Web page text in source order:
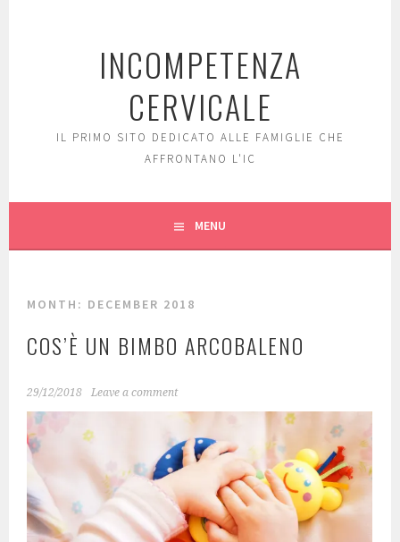
INCOMPETENZA
CERVICALE
IL PRIMO SITO DEDICATO ALLE FAMIGLIE CHE
AFFRONTANO L'IC
MENU
MONTH: DECEMBER 2018
COS’È UN BIMBO ARCOBALENO
29/12/2018 Leave a comment